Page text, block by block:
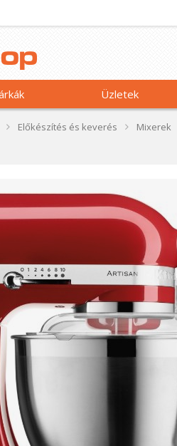
Üzletek
Előkészítés és keverés Mixerek